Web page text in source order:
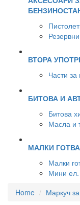
ВТОРА
Части за
БИТОВА И
Битова
Масла и
МАЛКИ
Малки
Мини
Home
Маркуч